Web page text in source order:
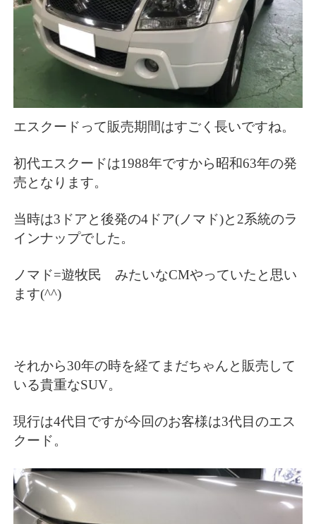
エスクードって販売期間はすごく長いですね。
初代エスクードは1988年ですから昭和63年の発
売となります。
当時は3ドアと後発の4ドア(ノマド)と2系統のラ
インナップでした。
ノマド=遊牧民 みたいなCMやっていたと思い
ます(^^)
それから30年の時を経てまだちゃんと販売して
いる貴重なSUV。
現行は4代目ですが今回のお客様は3代目のエス
クード。